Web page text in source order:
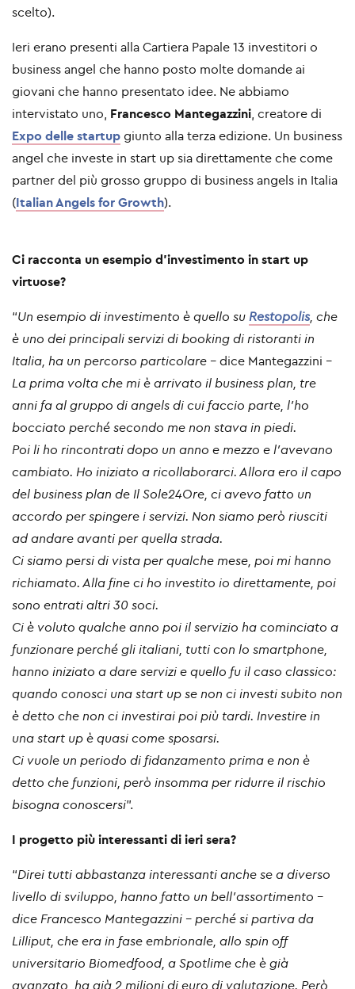
scelto).
Ieri erano presenti alla Cartiera Papale 13 investitori o
business angel che hanno posto molte domande ai
giovani che hanno presentato idee. Ne abbiamo
intervistato uno, Francesco Mantegazzini, creatore di
Expo delle startup giunto alla terza edizione. Un business
angel che investe in start up sia direttamente che come
partner del più grosso gruppo di business angels in Italia
(Italian Angels for Growth).
Ci racconta un esempio d'investimento in start up
virtuose?
“Un esempio di investimento è quello su Restopolis, che
è uno dei principali servizi di booking di ristoranti in
Italia, ha un percorso particolare – dice Mantegazzini -
La prima volta che mi è arrivato il business plan, tre
anni fa al gruppo di angels di cui faccio parte, l'ho
bocciato perché secondo me non stava in piedi.
Poi li ho rincontrati dopo un anno e mezzo e l'avevano
cambiato. Ho iniziato a ricollaborarci. Allora ero il capo
del business plan de Il Sole24Ore, ci avevo fatto un
accordo per spingere i servizi. Non siamo però riusciti
ad andare avanti per quella strada.
Ci siamo persi di vista per qualche mese, poi mi hanno
richiamato. Alla fine ci ho investito io direttamente, poi
sono entrati altri 30 soci.
Ci è voluto qualche anno poi il servizio ha cominciato a
funzionare perché gli italiani, tutti con lo smartphone,
hanno iniziato a dare servizi e quello fu il caso classico:
quando conosci una start up se non ci investi subito non
è detto che non ci investirai poi più tardi. Investire in
una start up è quasi come sposarsi.
Ci vuole un periodo di fidanzamento prima e non è
detto che funzioni, però insomma per ridurre il rischio
bisogna conoscersi”.
I progetto più interessanti di ieri sera?
“Direi tutti abbastanza interessanti anche se a diverso
livello di sviluppo, hanno fatto un bell'assortimento –
dice Francesco Mantegazzini - perché si partiva da
Lilliput, che era in fase embrionale, allo spin off
universitario Biomedfood, a Spotlime che è già
avanzato, ha già 2 milioni di euro di valutazione. Però,